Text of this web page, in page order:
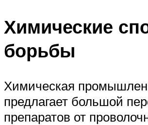
Химические
борьбы
Химическая
предлагает большой
препаратов от